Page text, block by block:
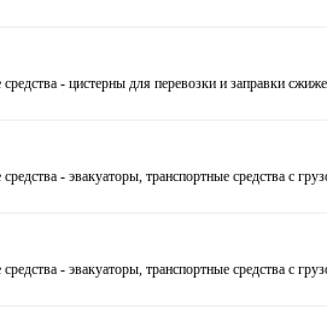
- цистерны для перевозки и заправки
- эвакуаторы, транспортные средства с
- эвакуаторы, транспортные средства с